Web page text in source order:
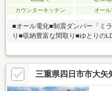
カウンターキッチン
オー
■オール電化■制震ダンパー「ミ
り■収納豊富な間取り■ゆとりの
三重県四日市市大矢